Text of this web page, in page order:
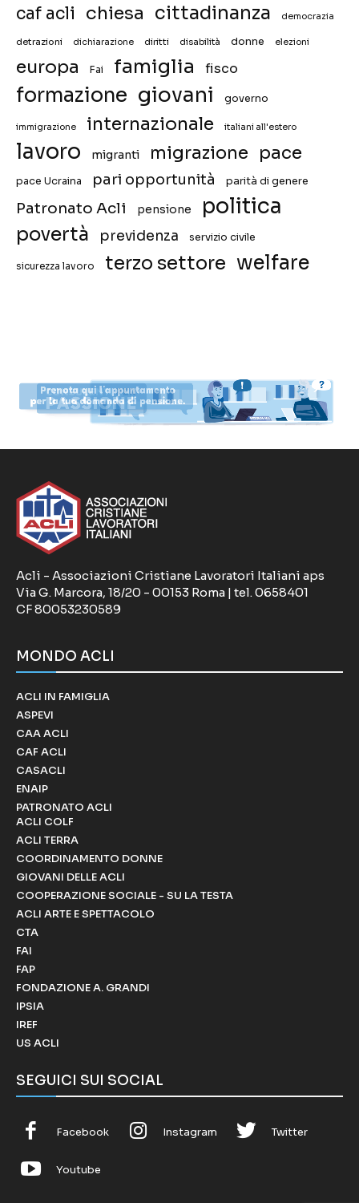
caf acli chiesa cittadinanza democrazia
detrazioni dichiarazione diritti disabilità donne elezioni
europa Fai famiglia fisco
formazione giovani governo
immigrazione internazionale italiani all'estero
lavoro migranti migrazione pace
pace Ucraina pari opportunità parità di genere
Patronato Acli pensione politica
povertà previdenza servizio civile
sicurezza lavoro terzo settore welfare
Acli - Associazioni Cristiane Lavoratori Italiani aps
Via G. Marcora, 18/20 - 00153 Roma | tel. 0658401
CF 80053230589
MONDO ACLI
ACLI IN FAMIGLIA
ASPEVI
CAA ACLI
CAF ACLI
CASACLI
ENAIP
PATRONATO ACLI
ACLI COLF
ACLI TERRA
COORDINAMENTO DONNE
GIOVANI DELLE ACLI
COOPERAZIONE SOCIALE - SU LA TESTA
ACLI ARTE E SPETTACOLO
CTA
FAI
FAP
FONDAZIONE A. GRANDI
IPSIA
IREF
US ACLI
SEGUICI SUI SOCIAL
Facebook Instagram Twitter
Youtube